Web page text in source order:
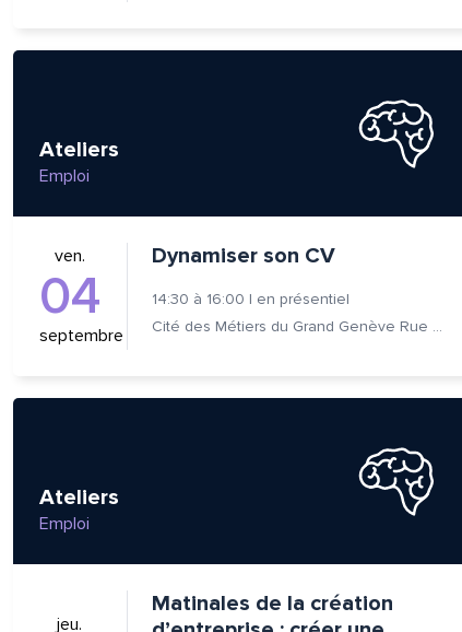
Ateliers
Emploi
ven.
04
septembre
Dynamiser son CV
14:30 à 16:00 | en présentiel
Cité des Métiers du Grand Genève Rue Prévost-Martin 6 1205 Genève
Ateliers
Emploi
jeu.
Matinales de la création